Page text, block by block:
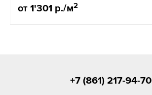
от 1'301 р./м2
+7 (861) 217-94-70